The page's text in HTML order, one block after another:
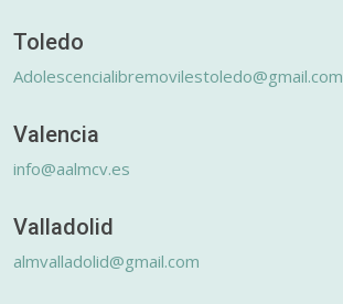
Toledo
Adolescencialibremovilestoledo@gmail.com
Valencia
info@aalmcv.es
Valladolid
almvalladolid@gmail.com